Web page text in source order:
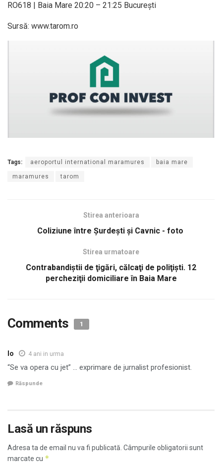
RO618 | Baia Mare 20:20 – 21:25 Bucureşti
Sursă: www.tarom.ro
Tags: aeroportul international maramures baia mare
maramures tarom
Stirea anterioara
Coliziune între Şurdeşti şi Cavnic - foto
Stirea urmatoare
Contrabandiştii de ţigări, călcaţi de poliţişti. 12
percheziţii domiciliare în Baia Mare
Comments 1
Io 4 ani in urma
“Se va opera cu jet” … exprimare de jurnalist profesionist.
Răspunde
Lasă un răspuns
Adresa ta de email nu va fi publicată. Câmpurile obligatorii sunt
marcate cu *